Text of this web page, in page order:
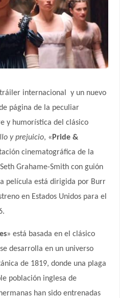
internacional y un nuevo
página de la peculiar
y humorística del clásico
y prejuicio, «Pride &
cinematográfica de la
Grahame-Smith con guión
película está dirigida por Burr
en Estados Unidos para el
» está basada en el clásico
desarrolla en un universo
de 1819, donde una plaga
población inglesa de
han sido entrenadas